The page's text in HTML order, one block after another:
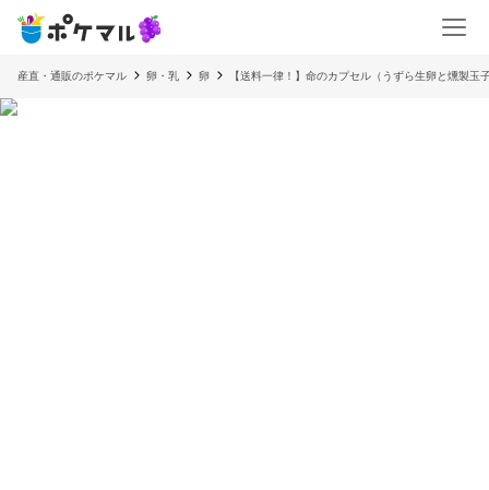
産直・通販のポケマル 卵・乳 卵 【送料一律！】命のカプセル（うずら生卵と燻製玉